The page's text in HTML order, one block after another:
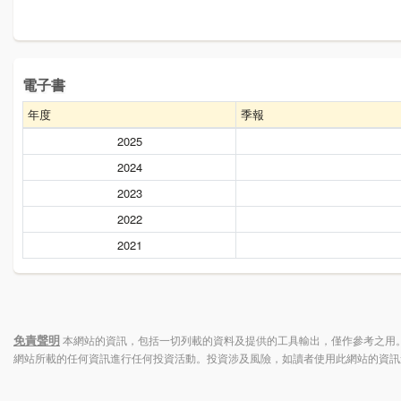
電子書
年度
季報
2025
2024
2023
2022
2021
免責聲明本網站的資訊，包括一切列載的資料及提供的工具輸出，僅作參考之
網站所載的任何資訊進行任何投資活動。投資涉及風險，如讀者使用此網站的資